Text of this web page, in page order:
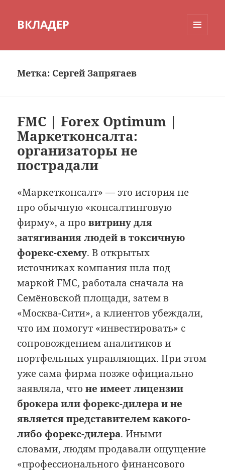
ВКЛАДЕР
Метка: Сергей Запрягаев
FMC | Forex Optimum |
Маркетконсалта:
организаторы не
пострадали
«Маркетконсалт» — это история не
про обычную «консалтинговую
фирму», а провитрину для
затягивания людей в токсичную
форекс-схему. В открытых
источниках компания шла под
маркой FMC, работала сначала на
Семёновской площади, затем в
«Москва-Сити», а клиентов убеждали,
что им помогут «инвестировать» с
сопровождением аналитиков и
портфельных управляющих. При этом
уже сама фирма позже официально
заявляла, чтоне имеет лицензии
брокера или форекс-дилера и не
является представителем какого-
либо форекс-дилера. Иными
словами, людям продавали ощущение
«профессионального финансового